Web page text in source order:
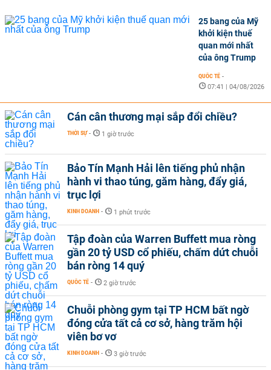
25 bang của Mỹ
khởi kiện thuế
quan mới nhất
của ông Trump
QUỐC TẾ -
07:41 | 04/08/2026
Cán cân thương mại sắp đổi chiều?
THỜI SỰ - 1 giờ trước
Bảo Tín Mạnh Hải lên tiếng phủ nhận
hành vi thao túng, găm hàng, đẩy giá,
trục lợi
KINH DOANH - 1 phút trước
Tập đoàn của Warren Buffett mua ròng
gần 20 tỷ USD cổ phiếu, chấm dứt chuỗi
bán ròng 14 quý
QUỐC TẾ - 2 giờ trước
Chuỗi phòng gym tại TP HCM bất ngờ
đóng cửa tất cả cơ sở, hàng trăm hội
viên bơ vơ
KINH DOANH - 3 giờ trước